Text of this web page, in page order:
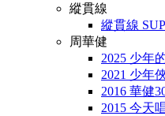
縱貫線
縱貫線
周華健
2025 少年
2021 少年
2016 華健
2015 今天